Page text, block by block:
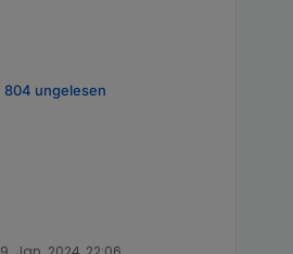
804 ungelesen